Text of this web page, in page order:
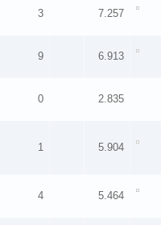
3 7.257
9 6.913
0 2.835
1 5.904
4 5.464